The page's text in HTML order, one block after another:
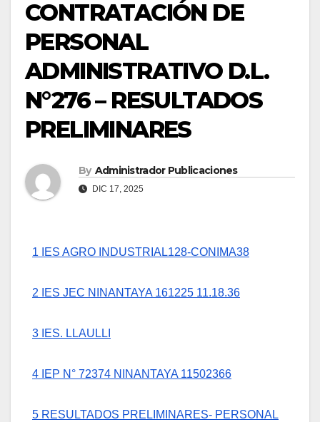
CONTRATACIÓN DE
PERSONAL
ADMINISTRATIVO D.L.
N°276 – RESULTADOS
PRELIMINARES
By Administrador Publicaciones
DIC 17, 2025
1 IES AGRO INDUSTRIAL128-CONIMA38
2 IES JEC NINANTAYA 161225 11.18.36
3 IES. LLAULLI
4 IEP N° 72374 NINANTAYA 11502366
5 RESULTADOS PRELIMINARES- PERSONAL